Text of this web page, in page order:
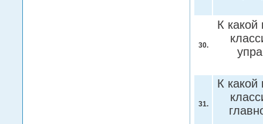
30.
К какой
31.
К какой